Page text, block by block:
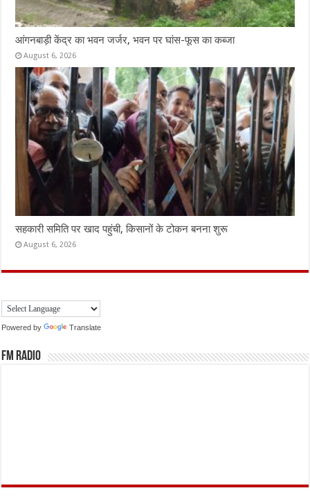
आंगनबाड़ी केंद्र का भवन जर्जर, भवन पर घांस-फूस का कब्जा
August 6, 2026
सहकारी समिति पर खाद पहुंची, किसानों के टोकन बनना शुरू
August 6, 2026
Powered by Translate
FM Radio